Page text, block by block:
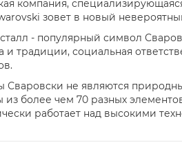
компания,
зовет в новый
- популярный символ
и традиции, социальная
Сваровски не являются
из более чем 70 разных
работает над высокими